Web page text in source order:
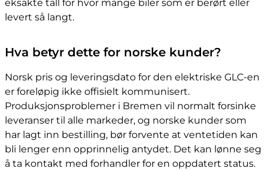
eksakte tall for hvor mange biler som er berørt eller
levert så langt.
Hva betyr dette for norske kunder?
Norsk pris og leveringsdato for den elektriske GLC-en
er foreløpig ikke offisielt kommunisert.
Produksjonsproblemer i Bremen vil normalt forsinke
leveranser til alle markeder, og norske kunder som
har lagt inn bestilling, bør forvente at ventetiden kan
bli lenger enn opprinnelig antydet. Det kan lønne seg
å ta kontakt med forhandler for en oppdatert status.